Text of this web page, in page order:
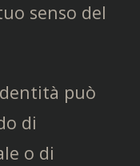
senso del
può
di
o di